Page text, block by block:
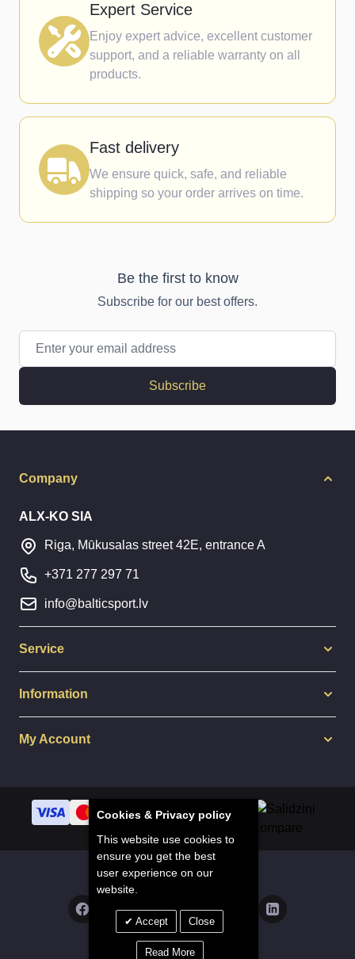
Expert Service
Enjoy expert advice, excellent customer
support, and a reliable warranty on all
products.
Fast delivery
We ensure quick, safe, and reliable
shipping so your order arrives on time.
Be the first to know
Subscribe for our best offers.
Subscribe
Company
ALX-KO SIA
Riga, Mūkusalas street 42E, entrance A
+371 277 297 71
info@balticsport.lv
Service
Information
My Account
© 2014 - 2025 Balticsport.lv
Privacy Policy
Cookies & Privacy policy
This website use cookies to
ensure you get the best
user experience on our
website.
Accept Close
Read More